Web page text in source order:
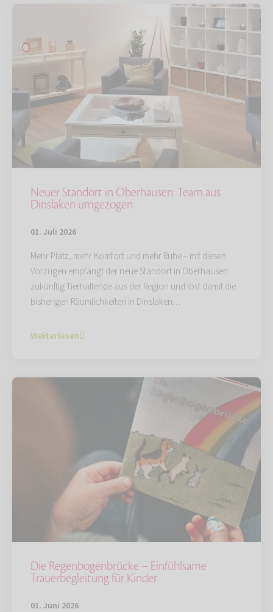
Neuer Standort in Oberhausen: Team aus
Dinslaken umgezogen
01. Juli 2026
Mehr Platz, mehr Komfort und mehr Ruhe – mit diesen
Vorzügen empfängt der neue Standort in Oberhausen
zukünftig Tierhaltende aus der Region und löst damit die
bisherigen Räumlichkeiten in Dinslaken…
Weiterlesen
Die Regenbogenbrücke – Einfühlsame
Trauerbegleitung für Kinder
01. Juni 2026